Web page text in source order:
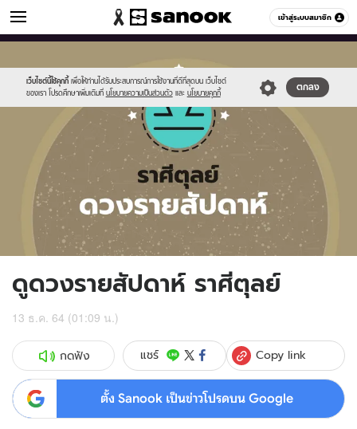
เข้าสู่ระบบสมาชิก
ดูดวง หมวดอื่นๆ
เว็บไซต์นี้ใช้คุกกี้ เพื่อให้ท่านได้รับประสบการณ์การใช้งานที่ดีที่สุดบน เว็บไซต์
ของเรา โปรดศึกษาเพิ่มเติมที่ นโยบายความเป็นส่วนตัว และ นโยบายคุกกี้
ตกลง
new-
sanook.png
horoscope-
libra_zodiac.jpg
ดูดวงรายสัปดาห์ ราศีตุลย์
13 ธ.ค. 64 (01:09 น.)
กดฟัง แชร์ Copy link
ตั้ง Sanook เป็นข่าวโปรดบน Google